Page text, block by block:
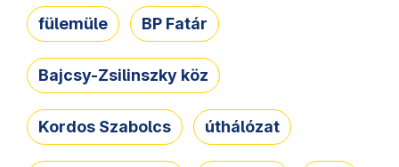
fülemüle BP Fatár
Bajcsy-Zsilinszky köz
Kordos Szabolcs úthálózat